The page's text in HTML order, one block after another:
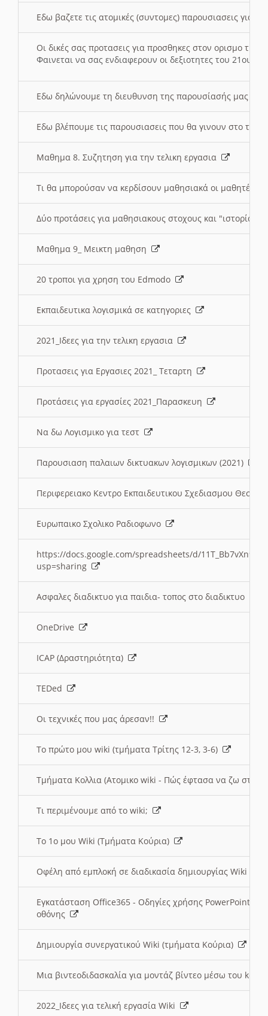
Εδω βαζετε τις ατομικές (συντομες) παρουσιασεις για
Οι δικές σας προτασεις για προσθηκες στον ορισμο
Φαινεται να σας ενδιαφερουν οι δεξιοτητες του 21ου
Εδω δηλώνουμε τη διευθυνση της παρουσίασής μας
Εδω βλέπουμε τις παρουσιασεις που θα γινουν στο
Μαθημα 8. Συζητηση για την τελικη εργασια
Τι θα μπορούσαν να κερδίσουν μαθησιακά οι μαθητές/
Δύο προτάσεις για μαθησιακους στοχους και "ιστορία"
Μαθημα 9_ Μεικτη μαθηση
20 τροποι για χρηση του Edmodo
Εκπαιδευτικα λογισμικά σε κατηγοριες
2021_Ιδεες για την τελικη εργασια
Προτασεις για Εργασιες 2021_ Τεταρτη
Προτάσεις για εργασίες 2021_Παρασκευη
Να δω Λογισμικο για τεστ
Παρουσιαση παλαιων δικτυακων λογισμικων (2021)
Περιφερειακο Κεντρο Εκπαιδευτικου Σχεδιασμου
Ευρωπαικο Σχολικο Ραδιοφωνο
https://docs.google.com/spreadsheets/d/
usp=sharing
Ασφαλες διαδικτυο για παιδια- τοπος στο διαδικτυο
OneDrive
ICAP (Δραστηριότητα)
TEDed
Οι τεχνικές που μας άρεσαν!!
Το πρώτο μου wiki (τμήματα Τρίτης 12-3, 3-6)
Τμήματα Κολλια (Ατομικο wiki - Πώς έφτασα να ζω στην
Τι περιμένουμε από το wiki;
Το 1ο μου Wiki (Τμήματα Κούρια)
Οφέλη από εμπλοκή σε διαδικασία δημιουργίας Wiki
Εγκατάσταση Office365 - Οδηγίες χρήσης PowerPoint
οθόνης
Δημιουργία συνεργατικού Wiki (τμήματα Κούρια)
Μια βιντεοδιδασκαλία για μοντάζ βίντεο μέσω του
2022_Ιδεες για τελική εργασία Wiki